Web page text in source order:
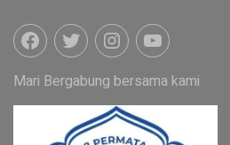
Mari Bergabung bersama kami